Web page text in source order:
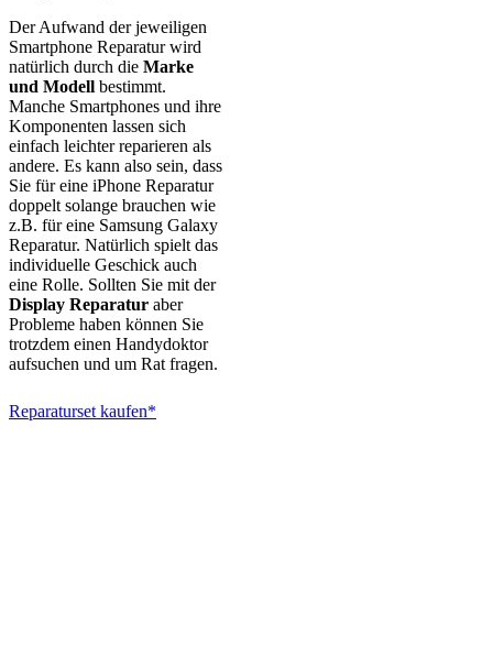
Der Aufwand der jeweiligen
Smartphone Reparatur wird
natürlich durch die Marke
und Modell bestimmt.
Manche Smartphones und ihre
Komponenten lassen sich
einfach leichter reparieren als
andere. Es kann also sein, dass
Sie für eine iPhone Reparatur
doppelt solange brauchen wie
z.B. für eine Samsung Galaxy
Reparatur. Natürlich spielt das
individuelle Geschick auch
eine Rolle. Sollten Sie mit der
Display Reparatur aber
Probleme haben können Sie
trotzdem einen Handydoktor
aufsuchen und um Rat fragen.
Reparaturset kaufen*